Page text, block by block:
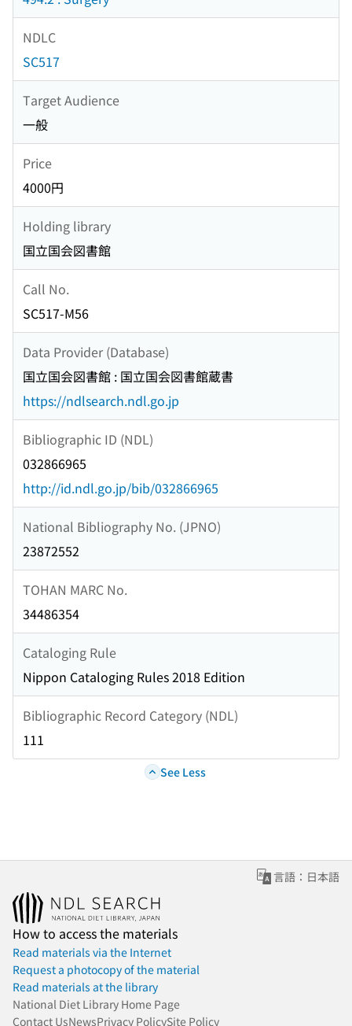
NDLC
SC517
Target Audience
一般
Price
4000円
Holding library
国立国会図書館
Call No.
SC517-M56
Data Provider (Database)
国立国会図書館 : 国立国会図書館蔵書
https://ndlsearch.ndl.go.jp
Bibliographic ID (NDL)
032866965
http://id.ndl.go.jp/bib/032866965
National Bibliography No. (JPNO)
23872552
TOHAN MARC No.
34486354
Cataloging Rule
Nippon Cataloging Rules 2018 Edition
Bibliographic Record Category (NDL)
111
See Less
言語：日本語
How to access the materials
Read materials via the Internet
Request a photocopy of the material
Read materials at the library
National Diet Library Home Page
Contact UsNewsPrivacy PolicySite Policy